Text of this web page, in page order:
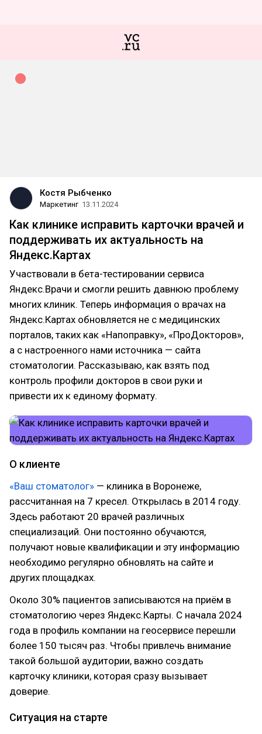
Костя Рыбченко
Маркетинг 13.11.2024
Как клинике исправить карточки врачей и
поддерживать их актуальность на
Яндекс.Картах
Участвовали в бета-тестировании сервиса
Яндекс.Врачи и смогли решить давнюю проблему
многих клиник. Теперь информация о врачах на
Яндекс.Картах обновляется не с медицинских
порталов, таких как «Напоправку», «ПроДокторов»,
а с настроенного нами источника — сайта
стоматологии. Рассказываю, как взять под
контроль профили докторов в свои руки и
привести их к единому формату.
О клиенте
«Ваш стоматолог» — клиника в Воронеже,
рассчитанная на 7 кресел. Открылась в 2014 году.
Здесь работают 20 врачей различных
специализаций. Они постоянно обучаются,
получают новые квалификации и эту информацию
необходимо регулярно обновлять на сайте и
других площадках.
Около 30% пациентов записываются на приём в
стоматологию через Яндекс.Карты. С начала 2024
года в профиль компании на геосервисе перешли
более 150 тысяч раз. Чтобы привлечь внимание
такой большой аудитории, важно создать
карточку клиники, которая сразу вызывает
доверие.
Ситуация на старте